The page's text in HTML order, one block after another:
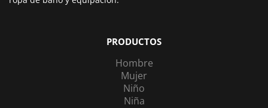
PRODUCTOS
Hombre
Mujer
Niño
Niña